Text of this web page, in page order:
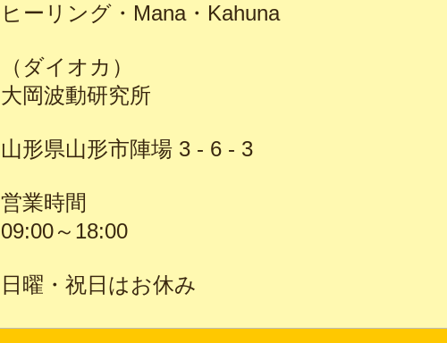
ヒーリング・Mana・Kahuna
（ダイオカ）
大岡波動研究所
山形県山形市陣場 3 - 6 - 3
営業時間
09:00～18:00
日曜・祝日はお休み